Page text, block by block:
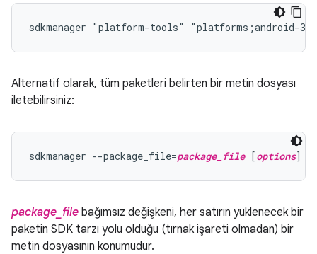
Alternatif olarak, tüm paketleri belirten bir metin dosyası
iletebilirsiniz:
sdkmanager --package_file=package_file [options
package_file bağımsız değişkeni, her satırın yüklenecek bir
paketin SDK tarzı yolu olduğu (tırnak işareti olmadan) bir
metin dosyasının konumudur.